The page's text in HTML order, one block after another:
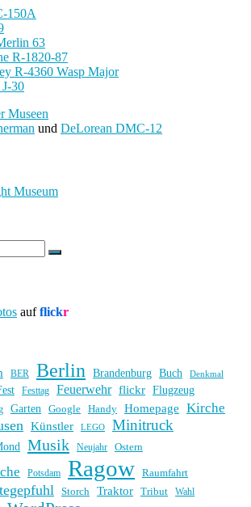
150A
63
R-1820-87
R-4360 Wasp Major
30
Museen
und DeLorean DMC-12
Museum
aufflickr
BER Berlin Brandenburg Buch Denkmal
Festtag Feuerwehr flickr Flugzeug
Garten Google Handy Homepage Kirche
Künstler LEGO Minitruck
Musik Neujahr Ostern
Potsdam Ragow Raumfahrt
Storch Traktor Tribut Wahl